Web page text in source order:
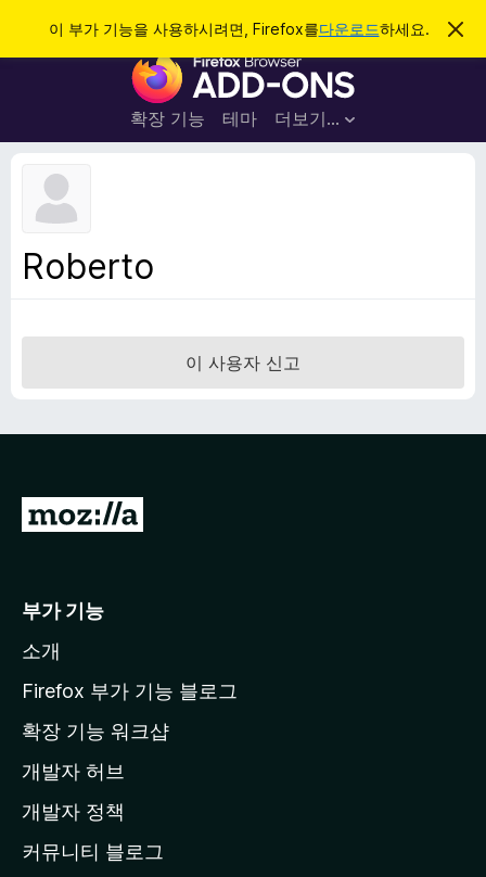
이 부가 기능을 사용하시려면, Firefox를다운로드하세요.
이
림
F
r
e
가
확장 기능 테마 더보기…
로그인
Roberto
이 사용자 신고
M
l
a
페
이
지
이
부가 기능
소개
Firefox 부가 기능 블로그
확장 기능 워크샵
개발자 허브
개발자 정책
커뮤니티 블로그